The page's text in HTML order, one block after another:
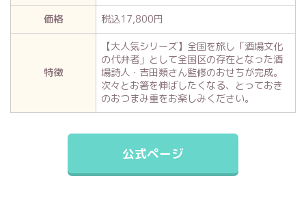
価格
税込17,800円
特徴
【大人気シリーズ】全国を旅し「酒場文化
の代弁者」として全国区の存在となった酒
場詩人・吉田類さん監修のおせちが完成。
次々とお箸を伸ばしたくなる、とっておき
のおつまみ重をお楽しみください。
公式ページ